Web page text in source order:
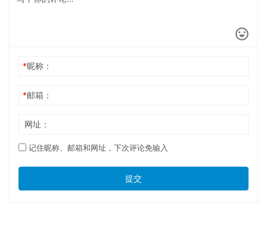
*昵称：
*邮箱：
网址：
记住昵称、邮箱和网址，下次评论免输入
提交